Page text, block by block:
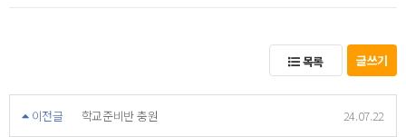
목록 글쓰기
이전글 학교준비반 충원 24.07.22